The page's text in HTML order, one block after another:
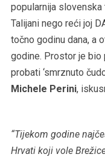
popularnija
Talijani nego reći joj
točno godinu dana, a
godine. Prostor je
probati ‘smrznuto
Michele Perini,
“Tijekom godine
Hrvati koji vole